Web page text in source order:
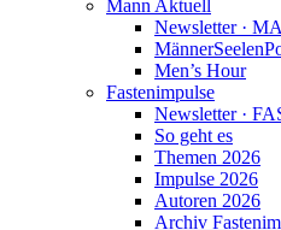
Mann Aktuell
Newsletter ·
Men’s Hour
Fastenimpulse
Newsletter ·
So geht es
Themen 2026
Impulse 2026
Autoren 2026
Archiv